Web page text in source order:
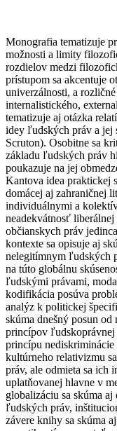
Monografia tematizuje
možnosti a limity
rozdielov medzi
prístupom sa akcentuje
univerzálnosti, a
internalistického,
tematizuje aj otázka
idey ľudských práv a jej
Scruton). Osobitne sa
základu ľudských práv
poukazuje na jej
Kantova idea praktickej
domácej aj zahraničnej
individuálnymi a
neadekvátnosť
občianskych práv
kontexte sa opisuje aj
nelegitímnym ľudských
na túto globálnu
ľudskými právami,
kodifikácia posúva
analýz k politickej
skúma dnešný posun
princípov ľudskoprávnej
princípu
kultúrneho relativizmu
práv, ale odmieta sa ich
uplatňovanej hlavne v
globalizáciu sa skúma
ľudských práv,
závere knihy sa skúma